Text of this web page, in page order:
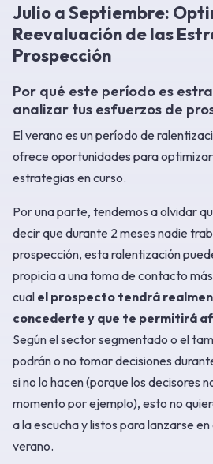
Julio a Septiembre:
Reevaluación de las
Prospección
Por qué este período es
analizar tus esfuerzos de
El verano es un período de
ofrece oportunidades para
estrategias en curso.
Por una parte, tendemos a olvidar
decir que durante 2 meses nadie
prospección, esta ralentización
propicia a una toma de contacto
cual el prospecto tendrá
concederte y que te permitirá
Según el sector segmentado o el
podrán o no tomar decisiones
si no lo hacen (porque los decisores
momento por ejemplo), esto no
a la escucha y listos para lanzarse
verano.